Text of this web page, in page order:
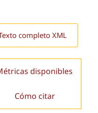
completo XML
disponibles
Cómo citar